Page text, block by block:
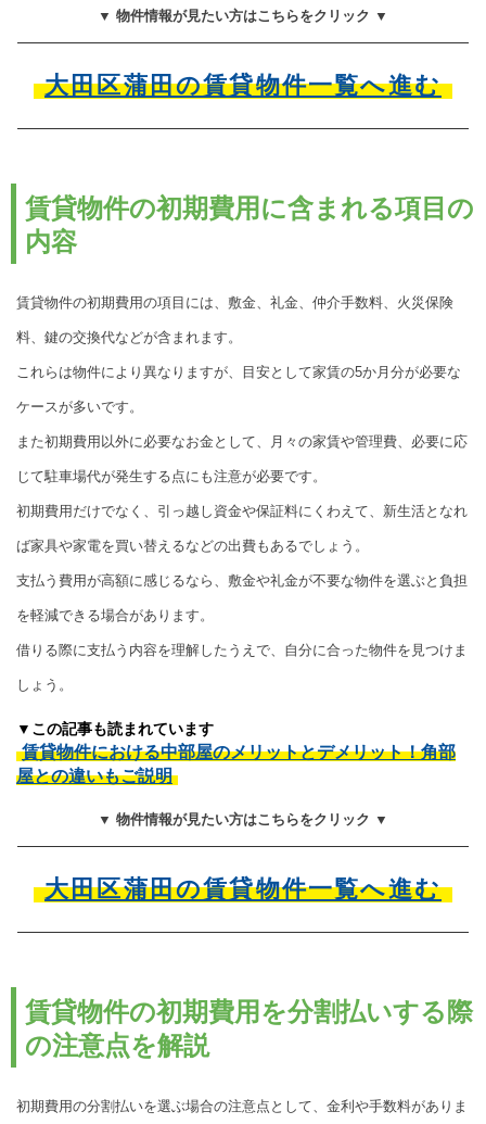
▼ 物件情報が見たい方はこちらをクリック ▼
大田区蒲田の賃貸物件一覧へ進む
賃貸物件の初期費用に含まれる項目の
内容
賃貸物件の初期費用の項目には、敷金、礼金、仲介手数料、火災保険
料、鍵の交換代などが含まれます。
これらは物件により異なりますが、目安として家賃の5か月分が必要な
ケースが多いです。
また初期費用以外に必要なお金として、月々の家賃や管理費、必要に応
じて駐車場代が発生する点にも注意が必要です。
初期費用だけでなく、引っ越し資金や保証料にくわえて、新生活となれ
ば家具や家電を買い替えるなどの出費もあるでしょう。
支払う費用が高額に感じるなら、敷金や礼金が不要な物件を選ぶと負担
を軽減できる場合があります。
借りる際に支払う内容を理解したうえで、自分に合った物件を見つけま
しょう。
▼この記事も読まれています
賃貸物件における中部屋のメリットとデメリット！角部
屋との違いもご説明
▼ 物件情報が見たい方はこちらをクリック ▼
大田区蒲田の賃貸物件一覧へ進む
賃貸物件の初期費用を分割払いする際
の注意点を解説
初期費用の分割払いを選ぶ場合の注意点として、金利や手数料がありま